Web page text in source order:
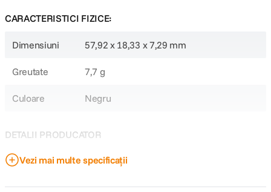
CARACTERISTICI FIZICE:
Dimensiuni 57,92 x 18,33 x 7,29 mm
Greutate 7,7 g
Culoare Negru
DETALII PRODUCATOR
Cod producator MUF-128DB/APC
Vezi mai multe specificații